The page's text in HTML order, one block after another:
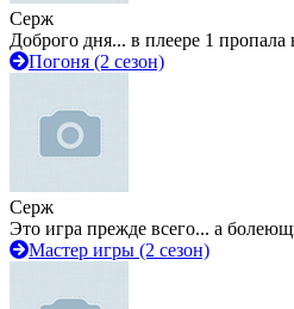
Серж
Доброго дня... в плеере 1 пропала
Погоня (2 сезон)
Серж
Это игра прежде всего... а
Мастер игры (2 сезон)